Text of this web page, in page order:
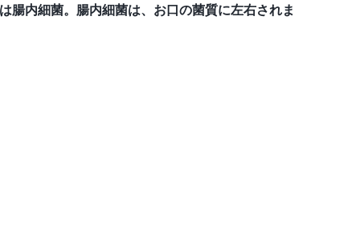
腸内細菌。腸内細菌は、お口の菌質に左右されま